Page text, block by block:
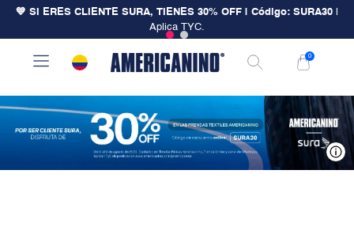
💙 SI ERES CLIENTE SURA, TIENES 30% OFF | Código: SURA30
Aplica TYC.
0